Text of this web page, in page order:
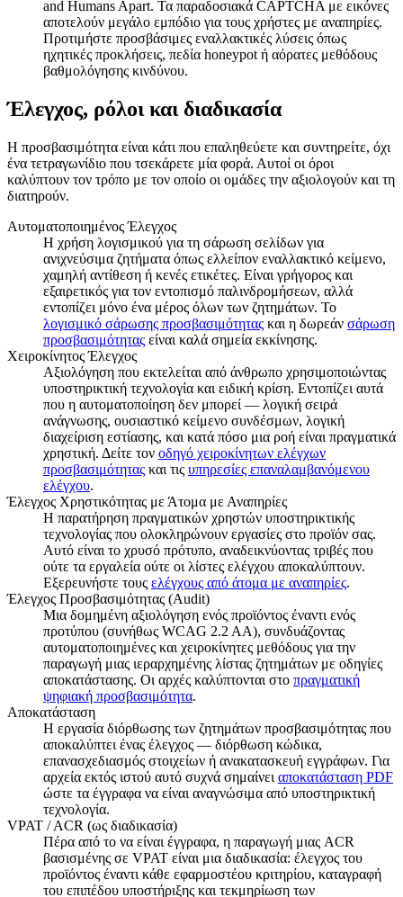
and Humans Apart. Τα παραδοσιακά CAPTCHA με εικόνες
αποτελούν μεγάλο εμπόδιο για τους χρήστες με αναπηρίες.
Προτιμήστε προσβάσιμες εναλλακτικές λύσεις όπως
ηχητικές προκλήσεις, πεδία honeypot ή αόρατες μεθόδους
βαθμολόγησης κινδύνου.
Έλεγχος, ρόλοι και διαδικασία
Η προσβασιμότητα είναι κάτι που επαληθεύετε και συντηρείτε, όχι
ένα τετραγωνίδιο που τσεκάρετε μία φορά. Αυτοί οι όροι
καλύπτουν τον τρόπο με τον οποίο οι ομάδες την αξιολογούν και τη
διατηρούν.
Αυτοματοποιημένος Έλεγχος
Η χρήση λογισμικού για τη σάρωση σελίδων για
ανιχνεύσιμα ζητήματα όπως ελλείπον εναλλακτικό κείμενο,
χαμηλή αντίθεση ή κενές ετικέτες. Είναι γρήγορος και
εξαιρετικός για τον εντοπισμό παλινδρομήσεων, αλλά
εντοπίζει μόνο ένα μέρος όλων των ζητημάτων. Το
λογισμικό σάρωσης προσβασιμότητας και η δωρεάν σάρωση
προσβασιμότητας είναι καλά σημεία εκκίνησης.
Χειροκίνητος Έλεγχος
Αξιολόγηση που εκτελείται από άνθρωπο χρησιμοποιώντας
υποστηρικτική τεχνολογία και ειδική κρίση. Εντοπίζει αυτά
που η αυτοματοποίηση δεν μπορεί — λογική σειρά
ανάγνωσης, ουσιαστικό κείμενο συνδέσμων, λογική
διαχείριση εστίασης, και κατά πόσο μια ροή είναι πραγματικά
χρηστική. Δείτε τον οδηγό χειροκίνητων ελέγχων
προσβασιμότητας και τις υπηρεσίες επαναλαμβανόμενου
ελέγχου.
Έλεγχος Χρηστικότητας με Άτομα με Αναπηρίες
Η παρατήρηση πραγματικών χρηστών υποστηρικτικής
τεχνολογίας που ολοκληρώνουν εργασίες στο προϊόν σας.
Αυτό είναι το χρυσό πρότυπο, αναδεικνύοντας τριβές που
ούτε τα εργαλεία ούτε οι λίστες ελέγχου αποκαλύπτουν.
Εξερευνήστε τους ελέγχους από άτομα με αναπηρίες.
Έλεγχος Προσβασιμότητας (Audit)
Μια δομημένη αξιολόγηση ενός προϊόντος έναντι ενός
προτύπου (συνήθως WCAG 2.2 AA), συνδυάζοντας
αυτοματοποιημένες και χειροκίνητες μεθόδους για την
παραγωγή μιας ιεραρχημένης λίστας ζητημάτων με οδηγίες
αποκατάστασης. Οι αρχές καλύπτονται στο πραγματική
ψηφιακή προσβασιμότητα.
Αποκατάσταση
Η εργασία διόρθωσης των ζητημάτων προσβασιμότητας που
αποκαλύπτει ένας έλεγχος — διόρθωση κώδικα,
επανασχεδιασμός στοιχείων ή ανακατασκευή εγγράφων. Για
αρχεία εκτός ιστού αυτό συχνά σημαίνει αποκατάσταση PDF
ώστε τα έγγραφα να είναι αναγνώσιμα από υποστηρικτική
τεχνολογία.
VPAT / ACR (ως διαδικασία)
Πέρα από το να είναι έγγραφα, η παραγωγή μιας ACR
βασισμένης σε VPAT είναι μια διαδικασία: έλεγχος του
προϊόντος έναντι κάθε εφαρμοστέου κριτηρίου, καταγραφή
του επιπέδου υποστήριξης και τεκμηρίωση των